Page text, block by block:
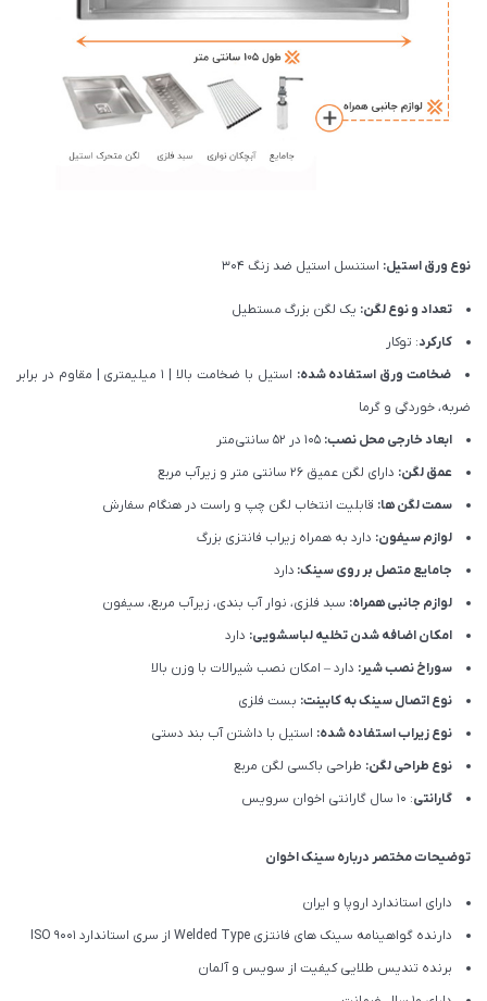
نوع ورق استیل: استنسل استیل ضد زنگ 304
تعداد و نوع لگن: یک لگن بزرگ مستطیل
کارکرد: توکار
ضخامت ورق استفاده شده:
استیل با ضخامت بالا | 1 میلیمتری | مقاوم در برابر
ضربه، خوردگی و گرما
ابعاد خارجی محل نصب:
عمق لگن: دارای لگن عمیق 26 سانتی متر و زیرآب مربع
سمت لگن ها: قابلیت انتخاب لگن چپ و راست در هنگام سفارش
لوازم سیفون: دارد به همراه زیراب فانتزی بزرگ
جامایع متصل بر روی سینک: دارد
لوازم جانبی همراه: سبد فلزی، نوار آب بندی، زیرآب مربع، سیفون
امکان اضافه شدن تخلیه لباسشویی: دارد
سوراخ نصب شیر: دارد – امکان نصب شیرالات با وزن بالا
نوع اتصال سینک به کابینت: بست فلزی
نوع زیراب استفاده شده: استیل با داشتن آب بند دستی
نوع طراحی لگن: طراحی باکسی لگن مربع
گارانتی: 10 سال گارانتی اخوان سرویس
توضیحات مختصر درباره سینک اخوان
دارای استاندارد اروپا و ایران
دارنده گواهینامه سینک های فانتزی Welded Type از سری استاندارد ISO 9001
برنده تندیس طلایی کیفیت از سویس و آلمان